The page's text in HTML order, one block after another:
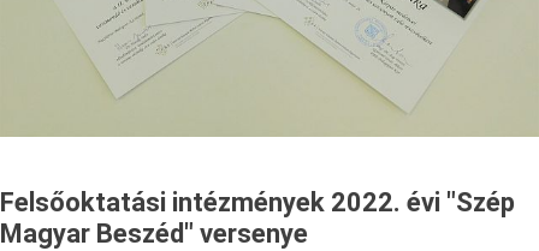
Felsőoktatási intézmények 2022. évi "Szép
Magyar Beszéd" versenye